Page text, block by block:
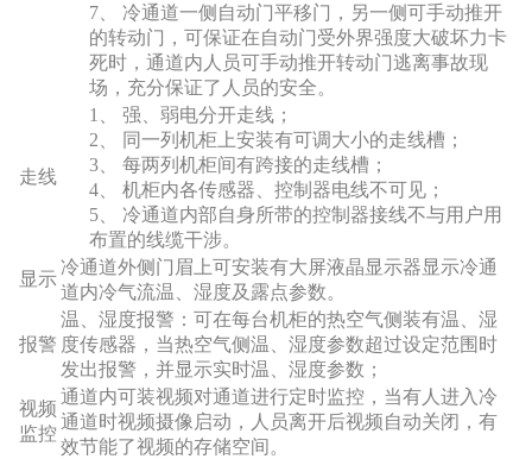
7、 冷通道一侧自动门平移门，另一侧可手动推开
的转动门，可保证在自动门受外界强度大破坏力卡
死时，通道内人员可手动推开转动门逃离事故现
场，充分保证了人员的安全。
走线
1、 强、弱电分开走线；
2、 同一列机柜上安装有可调大小的走线槽；
3、 每两列机柜间有跨接的走线槽；
4、 机柜内各传感器、控制器电线不可见；
5、 冷通道内部自身所带的控制器接线不与用户用
布置的线缆干涉。
显示
冷通道外侧门眉上可安装有大屏液晶显示器显示冷通
道内冷气流温、湿度及露点参数。
报警
温、湿度报警：可在每台机柜的热空气侧装有温、湿
度传感器，当热空气侧温、湿度参数超过设定范围时
发出报警，并显示实时温、湿度参数；
视频
监控
通道内可装视频对通道进行定时监控，当有人进入冷
通道时视频摄像启动，人员离开后视频自动关闭，有
效节能了视频的存储空间。